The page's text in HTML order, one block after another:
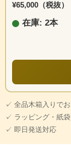
¥65,000（税抜）
在庫: 2本
✓ 全品木箱入りで
✓ ラッピング・紙
✓ 即日発送対応